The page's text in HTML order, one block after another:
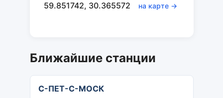
59.851742, 30.365572 на карте →
Ближайшие станции
С-ПЕТ-С-МОСК